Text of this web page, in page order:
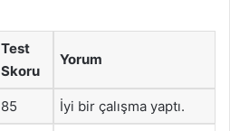
Test
Skoru
Yorum
85 İyi bir çalışma yaptı.